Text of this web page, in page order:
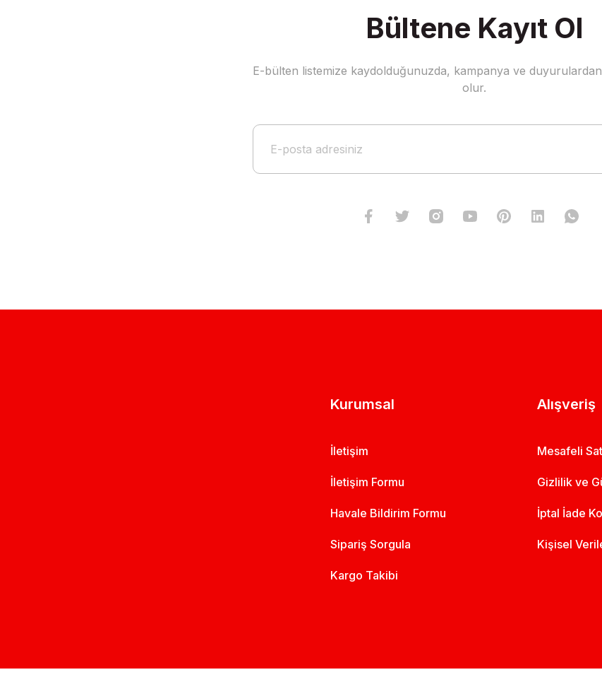
Bültene Kayıt Ol
E-bülten listemize kaydolduğunuzda, kampanya ve
olur.
Kurumsal
İletişim
İletişim Formu
Havale Bildirim Formu
Sipariş Sorgula
Kargo Takibi
Alışveriş
Mesafeli
Gizlilik ve
İptal İade
Kişisel